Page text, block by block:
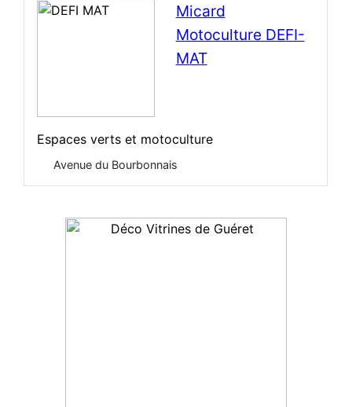
Micard
Motoculture DEFI-
MAT
Espaces verts et motoculture
Avenue du Bourbonnais